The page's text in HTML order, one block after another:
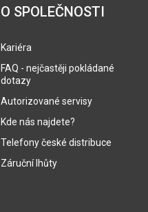
O SPOLEČNOSTI
Kariéra
FAQ - nejčastěji pokládané
dotazy
Autorizované servisy
Kde nás najdete?
Telefony české distribuce
Záruční lhůty